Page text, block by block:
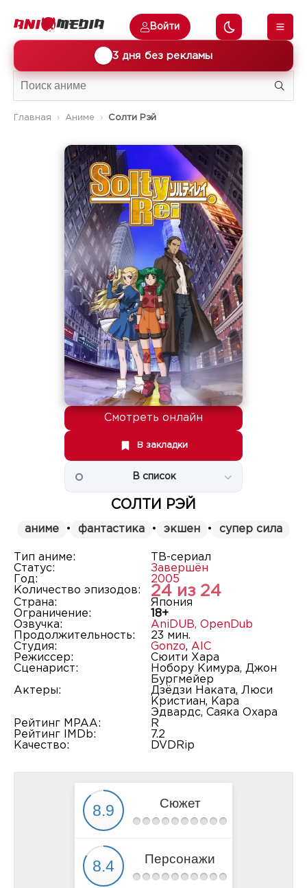
3 дня без рекламы
Войти
Главная Аниме Солти Рэй
Смотреть онлайн
В закладки
В список
СОЛТИ РЭЙ
аниме • фантастика • экшен • супер сила
Тип аниме:
ТВ-сериал
Статус:
Завершён
Год:
2005
Количество эпизодов:
24 из 24
Страна:
Япония
Ограничение:
18+
Озвучка:
AniDUB, OpenDub
Продолжительность:
23 мин.
Студия:
Gonzo, AIC
Режиссер:
Сюити Хара
Сценарист:
Нобору Кимура, Джон
Бургмейер
Актеры:
Дзёдзи Наката, Люси
Кристиан, Кара
Эдвардс, Саяка Охара
Рейтинг MPAA:
R
Рейтинг IMDb:
7.2
Качество:
DVDRip
Сюжет
Персонажи